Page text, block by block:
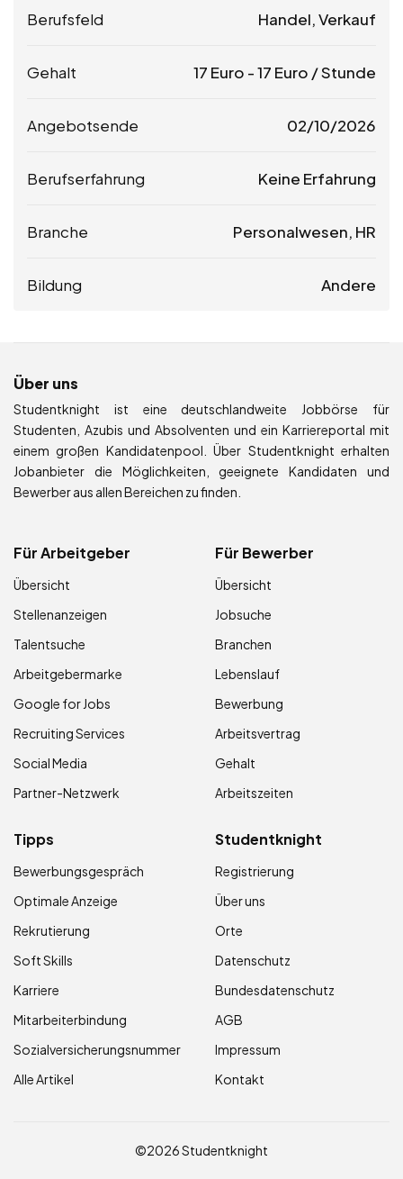
Berufsfeld Handel, Verkauf
Gehalt 17 Euro -17 Euro / Stunde
Angebotsende 02/10/2026
Berufserfahrung Keine Erfahrung
Branche Personalwesen, HR
Bildung Andere
Über uns
Studentknight ist eine deutschlandweite Jobbörse für
Studenten, Azubis und Absolventen und ein Karriereportal mit
einem großen Kandidatenpool. Über Studentknight erhalten
Jobanbieter die Möglichkeiten, geeignete Kandidaten und
Bewerber aus allen Bereichen zu finden.
Für Arbeitgeber
Übersicht
Stellenanzeigen
Talentsuche
Arbeitgebermarke
Google for Jobs
Recruiting Services
Social Media
Partner-Netzwerk
Für Bewerber
Übersicht
Jobsuche
Branchen
Lebenslauf
Bewerbung
Arbeitsvertrag
Gehalt
Arbeitszeiten
Tipps
Bewerbungsgespräch
Optimale Anzeige
Rekrutierung
Soft Skills
Karriere
Mitarbeiterbindung
Sozialversicherungsnummer
Alle Artikel
Studentknight
Registrierung
Über uns
Orte
Datenschutz
Bundesdatenschutz
AGB
Impressum
Kontakt
©2026 Studentknight